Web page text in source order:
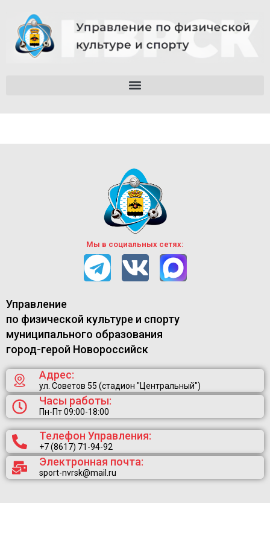
Мы в социальных сетях:
Управление
по физической культуре и спорту
муниципального образования
город-герой Новороссийск
Адрес:
ул. Советов 55 (стадион "Центральный")
Часы работы:
Пн-Пт 09:00-18:00
Телефон Управления:
+7 (8617) 71-94-92
Электронная почта:
sport-nvrsk@mail.ru